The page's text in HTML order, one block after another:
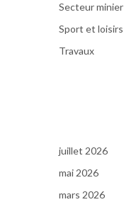
Secteur minier
Sport et loisirs
Travaux
juillet 2026
mai 2026
mars 2026